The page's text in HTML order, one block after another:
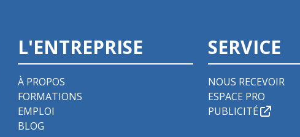
L'ENTREPRISE
À PROPOS
FORMATIONS
EMPLOI
BLOG
SERVICE
NOUS RECEVOIR
ESPACE PRO
PUBLICITÉ